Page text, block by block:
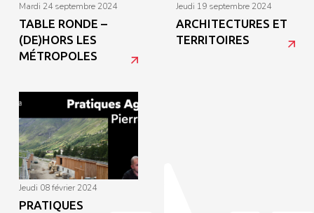
mardi 24 septembre 2024
TABLE RONDE –
(DE)HORS LES
MÉTROPOLES
jeudi 19 septembre 2024
ARCHITECTURES ET
TERRITOIRES
jeudi 08 février 2024
PRATIQUES